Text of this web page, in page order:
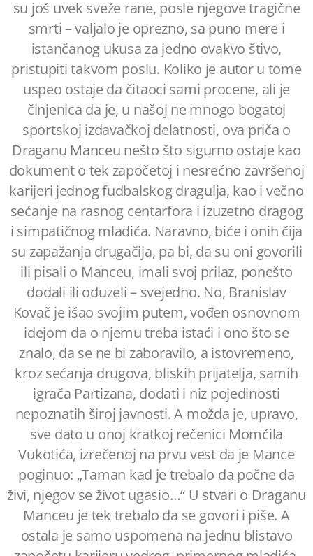
su još uvek sveže rane, posle njegove tragične
smrti – valjalo je oprezno, sa puno mere i
istančanog ukusa za jedno ovakvo štivo,
pristupiti takvom poslu. Koliko je autor u tome
uspeo ostaje da čitaoci sami procene, ali je
činjenica da je, u našoj ne mnogo bogatoj
sportskoj izdavačkoj delatnosti, ova priča o
Draganu Manceu nešto što sigurno ostaje kao
dokument o tek započetoj i nesrećno završenoj
karijeri jednog fudbalskog dragulja, kao i večno
sećanje na rasnog centarfora i izuzetno dragog
i simpatičnog mladića. Naravno, biće i onih čija
su zapažanja drugačija, pa bi, da su oni govorili
ili pisali o Manceu, imali svoj prilaz, ponešto
dodali ili oduzeli – svejedno. No, Branislav
Kovač je išao svojim putem, vođen osnovnom
idejom da o njemu treba istaći i ono što se
znalo, da se ne bi zaboravilo, a istovremeno,
kroz sećanja drugova, bliskih prijatelja, samih
igrača Partizana, dodati i niz pojedinosti
nepoznatih široj javnosti. A možda je, upravo,
sve dato u onoj kratkoj rečenici Momčila
Vukotića, izrečenoj na prvu vest da je Mance
poginuo: „Taman kad je trebalo da počne da
živi, njegov se život ugasio…“ U stvari o Draganu
Manceu je tek trebalo da se govori i piše. A
ostala je samo uspomena na jednu blistavo